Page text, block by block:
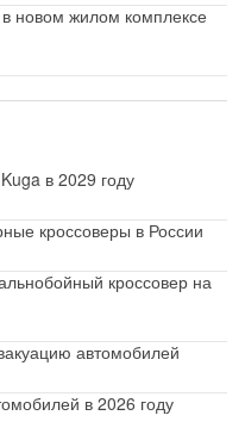
новом жилом комплексе
в 2029 году
кроссоверы в России
кроссовер на
автомобилей
в 2026 году